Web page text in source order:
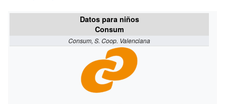
Datos para niños
Consum
Consum, S. Coop. Valenciana